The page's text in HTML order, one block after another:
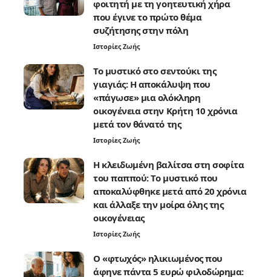
φοιτητή με τη γοητευτική χήρα
που έγινε το πρώτο θέμα
συζήτησης στην πόλη
Ιστορίες Ζωής
Το μυστικό στο σεντούκι της
γιαγιάς: Η αποκάλυψη που
«πάγωσε» μια ολόκληρη
οικογένεια στην Κρήτη 10 χρόνια
μετά τον θάνατό της
Ιστορίες Ζωής
Η κλειδωμένη βαλίτσα στη σοφίτα
του παππού: Το μυστικό που
αποκαλύφθηκε μετά από 20 χρόνια
και άλλαξε την μοίρα όλης της
οικογένειας
Ιστορίες Ζωής
Ο «φτωχός» ηλικιωμένος που
άφηνε πάντα 5 ευρώ φιλοδώρημα: